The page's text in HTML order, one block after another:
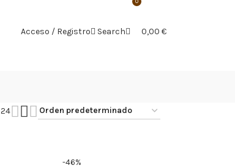
Acceso / Registro Search
0
0,00 €
24
-46%